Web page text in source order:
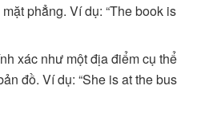
phẳng. Ví dụ: “The book is
xác như một địa điểm cụ thể
đồ. Ví dụ: “She is at the bus